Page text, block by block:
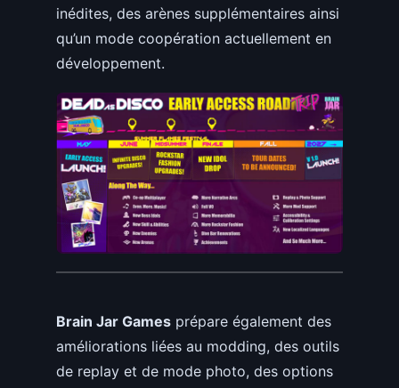
inédites, des arènes supplémentaires ainsi
qu’un mode coopération actuellement en
développement.
Brain Jar Gamesprépare également des
améliorations liées au modding, des outils
de replay et de mode photo, des options